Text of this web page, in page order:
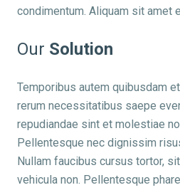
condimentum. Aliquam sit amet
Our Solution
Temporibus autem quibusdam
rerum necessitatibus saepe
repudiandae sint et molestiae
Pellentesque nec dignissim
Nullam faucibus cursus tortor,
vehicula non. Pellentesque